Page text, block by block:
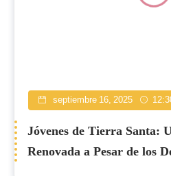
septiembre 16, 2025
Jóvenes de Tierra Santa:
Renovada a Pesar de los